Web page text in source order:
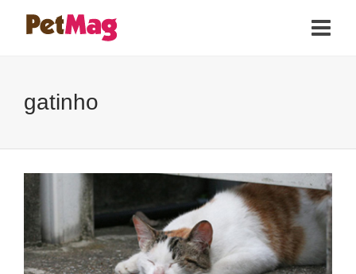
gatinho